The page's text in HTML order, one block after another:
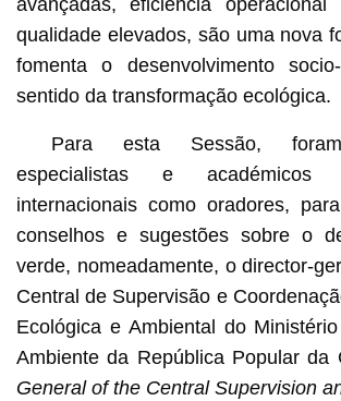
avançadas, eficiência
qualidade elevados, são uma nova
fomenta o desenvolvimento
sentido da transformação ecológica.
Para esta Sessão,
especialistas e académicos
internacionais como oradores,
conselhos e sugestões sobre o
verde, nomeadamente, o director-
Central de Supervisão e
Ecológica e Ambiental do
Ambiente da República Popular da
General of the Central Supervision